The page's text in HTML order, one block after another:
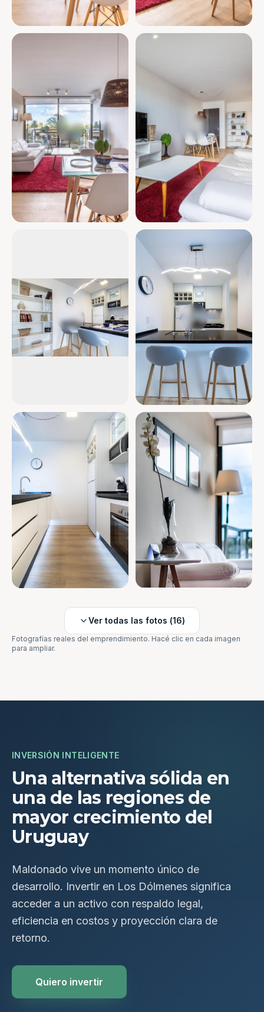
Ver todas las fotos (16)
Fotografías reales del emprendimiento. Hacé clic en cada imagen
para ampliar.
INVERSIÓN INTELIGENTE
Una alternativa sólida en
una de las regiones de
mayor crecimiento del
Uruguay
Maldonado vive un momento único de
desarrollo. Invertir en Los Dólmenes significa
acceder a un activo con respaldo legal,
eficiencia en costos y proyección clara de
retorno.
Quiero invertir